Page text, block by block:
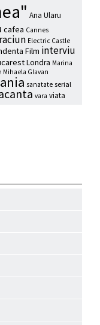
Ana Ularu
cafea Cannes
Electric Castle
Film interviu
Londra Marina
Mihaela Glavan
sanatate serial
vara viata